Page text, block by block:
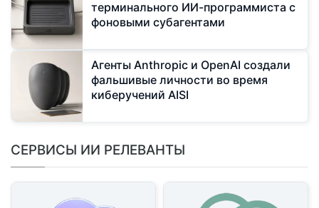
терминального ИИ-программиста с
фоновыми субагентами
Агенты Anthropic и OpenAI создали
фальшивые личности во время
киберучений AISI
СЕРВИСЫ ИИ РЕЛЕВАНТЫ